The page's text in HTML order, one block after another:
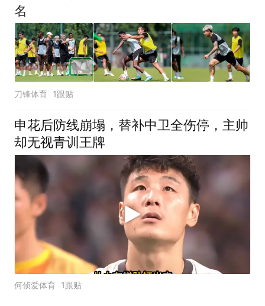
名
刀锋体育 1跟贴
申花后防线崩塌，替补中卫全伤停，主帅
却无视青训王牌
何侦爱体育 1跟贴